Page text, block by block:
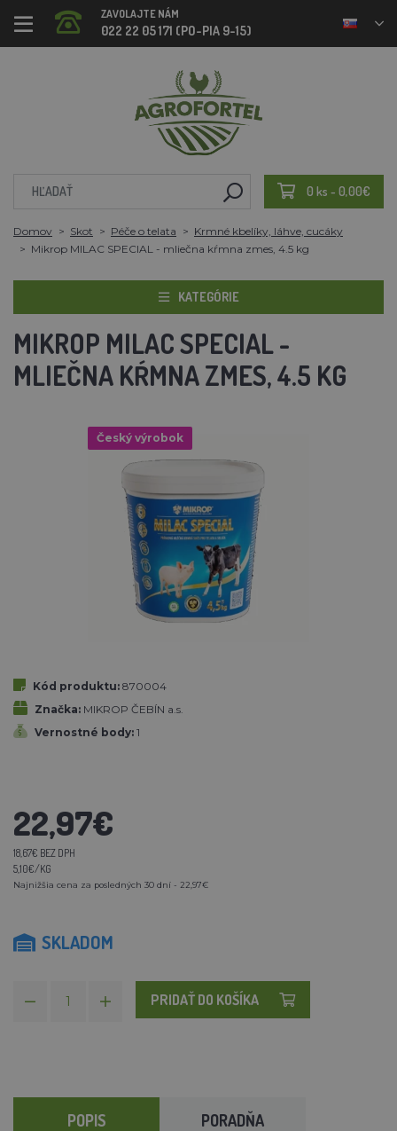
ZAVOLAJTE NÁM
022 22 05 171 (PO-PIA 9-15)
0 ks - 0,00€
Domov Skot Péče o telata
Krmné kbelíky, láhve, cucáky
Mikrop MILAC SPECIAL - mliečna kŕmna zmes, 4.5 kg
KATEGÓRIE
MIKROP MILAC SPECIAL -
MLIEČNA KŔMNA ZMES, 4.5 KG
Český výrobok
Kód produktu: 870004
Značka: MIKROP ČEBÍN a.s.
Vernostné body: 1
22,97€
18,67€ BEZ DPH
5,10€/KG
Najnižšia cena za posledných 30 dní - 22,97€
SKLADOM
PRIDAŤ DO KOŠÍKA
POPIS PORADŇA